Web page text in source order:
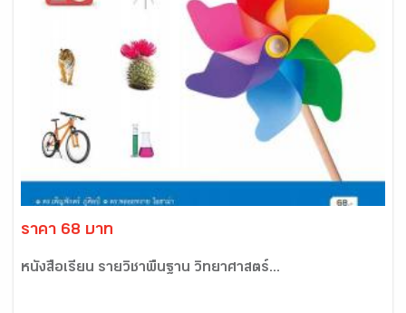
ราคา 68 บาท
หนังสือเรียน รายวิชาพื้นฐาน วิทยาศาสตร์...